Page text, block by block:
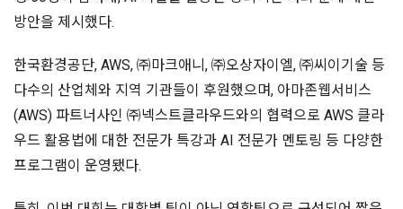
방안을 제시했다.
한국환경공단, AWS, ㈜마크애니, ㈜오상자이엘, ㈜씨이기술 등
다수의 산업체와 지역 기관들이 후원했으며, 아마존웹서비스
(AWS) 파트너사인 ㈜넥스트클라우드와의 협력으로 AWS 클라
우드 활용법에 대한 전문가 특강과 AI 전문가 멘토링 등 다양한
프로그램이 운영됐다.